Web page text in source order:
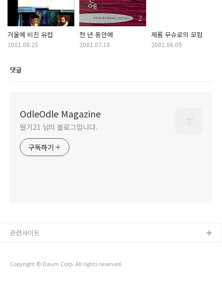
거울에 비친 유럽
2001.08.25
천 년 동안에
2001.07.18
제롬 무슈로의 모험
2001.06.09
댓글
OdleOdle Magazine
딸기21 님의 블로그입니다.
구독하기
Copyright © Daum Corp. All rights reserved.
관련사이트